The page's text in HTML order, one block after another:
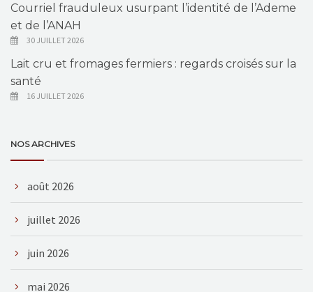
Courriel frauduleux usurpant l’identité de l’Ademe
et de l’ANAH
30 JUILLET 2026
Lait cru et fromages fermiers : regards croisés sur la
santé
16 JUILLET 2026
NOS ARCHIVES
août 2026
juillet 2026
juin 2026
mai 2026